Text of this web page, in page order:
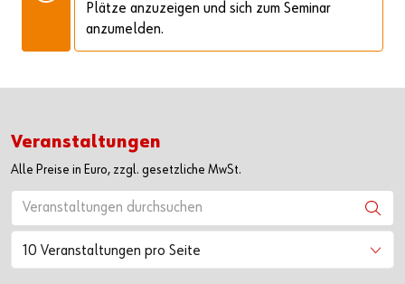
Plätze anzuzeigen und sich zum Seminar
anzumelden.
Veranstaltungen
Alle Preise in Euro, zzgl. gesetzliche MwSt.
10 Veranstaltungen pro Seite